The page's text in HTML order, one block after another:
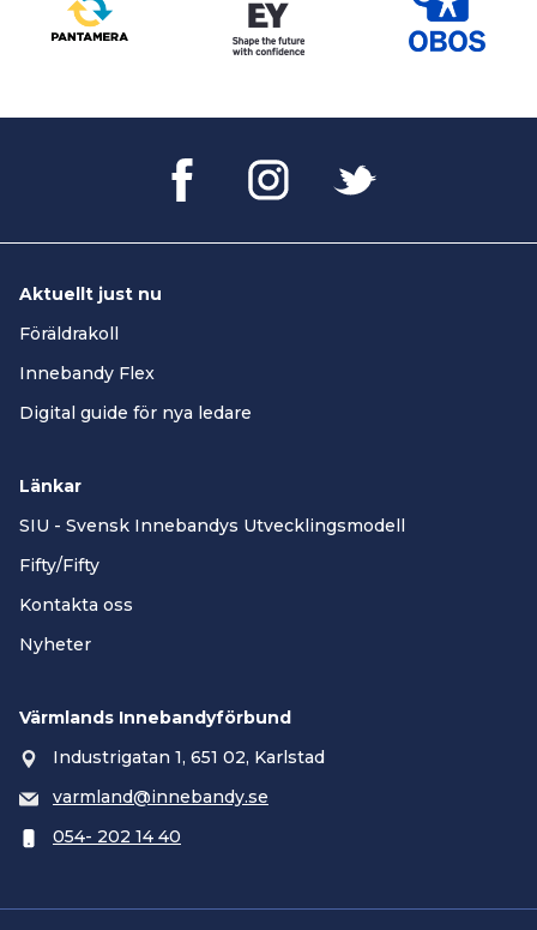
Aktuellt just nu
Föräldrakoll
Innebandy Flex
Digital guide för nya ledare
Länkar
SIU - Svensk Innebandys Utvecklingsmodell
Fifty/Fifty
Kontakta oss
Nyheter
Värmlands Innebandyförbund
Industrigatan 1, 651 02, Karlstad
varmland@innebandy.se
054- 202 14 40